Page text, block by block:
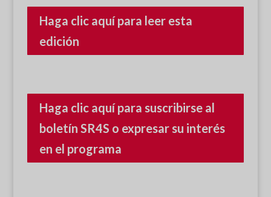
Haga clic aquí para leer esta
edición
Haga clic aquí para suscribirse al
boletín SR4S o expresar su interés
en el programa